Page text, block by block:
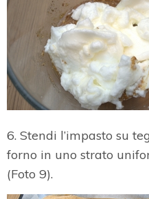
6. Stendi l’impasto su
forno in uno strato
(Foto 9).